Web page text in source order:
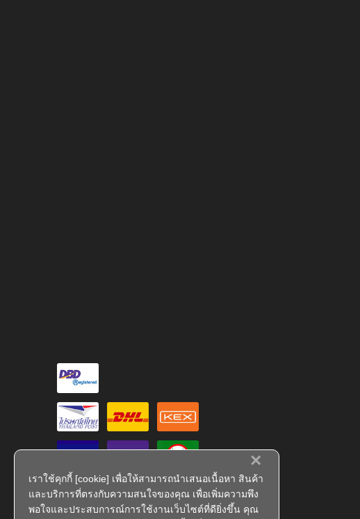
×
เราใช้คุกกี้ [cookie] เพื่อให้สามารถนำเสนอเนื้อหา สินค้า
และบริการที่ตรงกับความสนใจของคุณ เพื่อเพิ่มความพึง
พอใจและประสบการณ์การใช้งานเว็บไซต์ที่ดียิ่งขึ้น คุณ